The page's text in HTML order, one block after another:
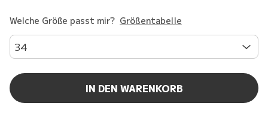
Welche Größe passt mir? Größentabelle
34
IN DEN WARENKORB